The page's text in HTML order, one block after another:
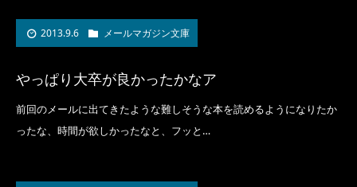
2013.9.6 メールマガジン文庫
やっぱり大卒が良かったかなア
前回のメールに出てきたような難しそうな本を読めるようになりたか
ったな、時間が欲しかったなと、フッと…